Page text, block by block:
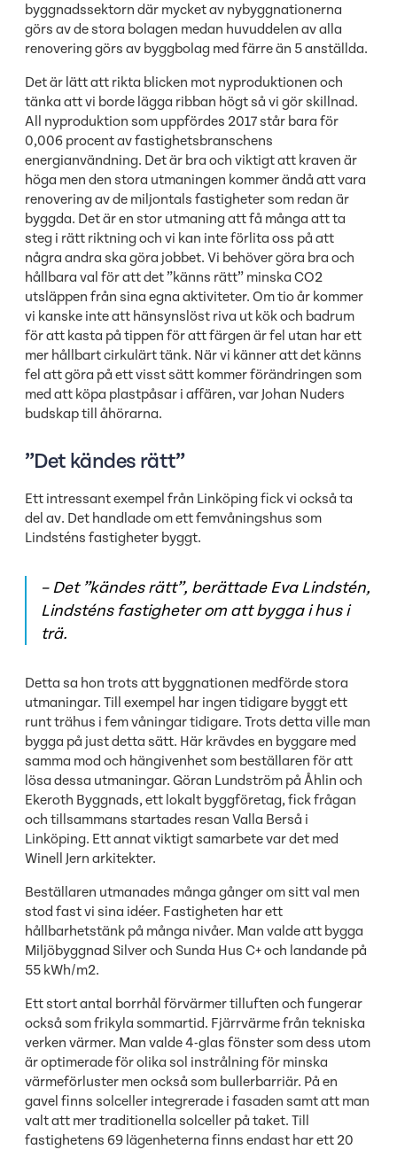
byggnadssektorn där mycket av nybyggnationerna
görs av de stora bolagen medan huvuddelen av alla
renovering görs av byggbolag med färre än 5 anställda.
Det är lätt att rikta blicken mot nyproduktionen och
tänka att vi borde lägga ribban högt så vi gör skillnad.
All nyproduktion som uppfördes 2017 står bara för
0,006 procent av fastighetsbranschens
energianvändning. Det är bra och viktigt att kraven är
höga men den stora utmaningen kommer ändå att vara
renovering av de miljontals fastigheter som redan är
byggda. Det är en stor utmaning att få många att ta
steg i rätt riktning och vi kan inte förlita oss på att
några andra ska göra jobbet. Vi behöver göra bra och
hållbara val för att det ”känns rätt” minska CO2
utsläppen från sina egna aktiviteter. Om tio år kommer
vi kanske inte att hänsynslöst riva ut kök och badrum
för att kasta på tippen för att färgen är fel utan har ett
mer hållbart cirkulärt tänk. När vi känner att det känns
fel att göra på ett visst sätt kommer förändringen som
med att köpa plastpåsar i affären, var Johan Nuders
budskap till åhörarna.
”Det kändes rätt”
Ett intressant exempel från Linköping fick vi också ta
del av. Det handlade om ett femvåningshus som
Lindsténs fastigheter byggt.
– Det ”kändes rätt”, berättade Eva Lindstén,
Lindsténs fastigheter om att bygga i hus i
trä.
Detta sa hon trots att byggnationen medförde stora
utmaningar. Till exempel har ingen tidigare byggt ett
runt trähus i fem våningar tidigare. Trots detta ville man
bygga på just detta sätt. Här krävdes en byggare med
samma mod och hängivenhet som beställaren för att
lösa dessa utmaningar. Göran Lundström på Åhlin och
Ekeroth Byggnads, ett lokalt byggföretag, fick frågan
och tillsammans startades resan Valla Berså i
Linköping. Ett annat viktigt samarbete var det med
Winell Jern arkitekter.
Beställaren utmanades många gånger om sitt val men
stod fast vi sina idéer. Fastigheten har ett
hållbarhetstänk på många nivåer. Man valde att bygga
Miljöbyggnad Silver och Sunda Hus C+ och landande på
55 kWh/m2.
Ett stort antal borrhål förvärmer tilluften och fungerar
också som frikyla sommartid. Fjärrvärme från tekniska
verken värmer. Man valde 4-glas fönster som dess utom
är optimerade för olika sol instrålning för minska
värmeförluster men också som bullerbarriär. På en
gavel finns solceller integrerade i fasaden samt att man
valt att mer traditionella solceller på taket. Till
fastighetens 69 lägenheterna finns endast har ett 20